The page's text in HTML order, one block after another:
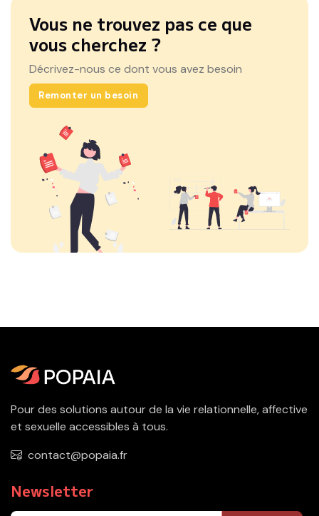
Vous ne trouvez pas ce que
vous cherchez ?
Décrivez-nous ce dont vous avez besoin
Remonter un besoin
Pour des solutions autour de la vie relationnelle, affective
et sexuelle accessibles à tous.
contact@popaia.fr
Newsletter